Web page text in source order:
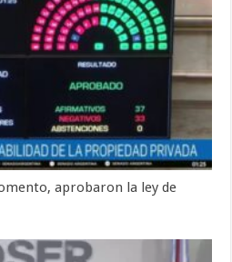
aprobaron la ley de